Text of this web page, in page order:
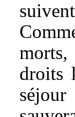
morts,
droits
séjour